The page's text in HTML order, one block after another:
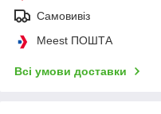
Самовивіз
Meest ПОШТА
Всі умови доставки